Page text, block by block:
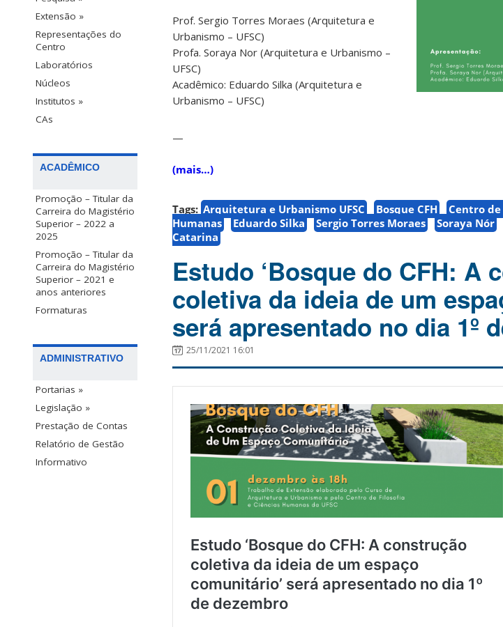
Extensão »
Representações do
Centro
Laboratórios
Núcleos
Institutos »
CAs
ACADÊMICO
Promoção – Titular da
Carreira do Magistério
Superior – 2022 a
2025
Promoção – Titular da
Carreira do Magistério
Superior – 2021 e
anos anteriores
Formaturas
ADMINISTRATIVO
Portarias »
Legislação »
Prestação de Contas
Relatório de Gestão
Informativo
Prof. Sergio Torres Moraes (Arquitetura e
Urbanismo – UFSC)
Profa. Soraya Nor (Arquitetura e Urbanismo –
UFSC)
Acadêmico: Eduardo Silka (Arquitetura e
Urbanismo – UFSC)
—
(mais…)
Tags: Arquitetura e Urbanismo UFSC Bosque CFH
Centro de
Humanas
Eduardo Silka Sergio Torres Moraes Soraya Nór
Catarina
Estudo ‘Bosque do CFH: A
coletiva da ideia de um
será apresentado no dia 1º
25/11/2021 16:01